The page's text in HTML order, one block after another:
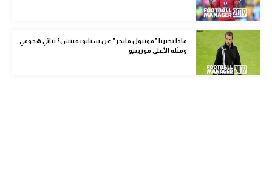
في المونديال
رياضة نسائية
آسيا
ماذا تخبرنا "فوتبول مانجر" عن ستانويفيتش؟ ثنائي هجومي
ومثله الأعلى مورينيو